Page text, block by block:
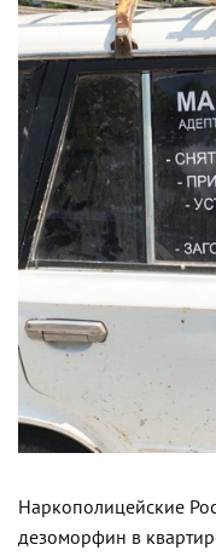
Наркополицейские
дезоморфин в